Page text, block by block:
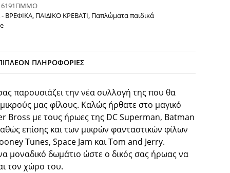
6191ΠΜΜΟ
- ΒΡΕΦΙΚΑ, ΠΑΙΔΙΚΟ ΚΡΕΒΑΤΙ, Παπλώματα παιδικά
ΠΛΗΡΟΦΟΡΊΕΣ
παρουσιάζει την νέα συλλογή της που θα
μας φίλους. Καλώς ήρθατε στο μαγικό
Bross με τους ήρωες της DC Superman, Batman
επίσης και των μικρών φανταστικών φίλων
Tunes, Space Jam και Tom and Jerry.
μοναδικό δωμάτιο ώστε ο δικός σας ήρωας να
τον χώρο του.